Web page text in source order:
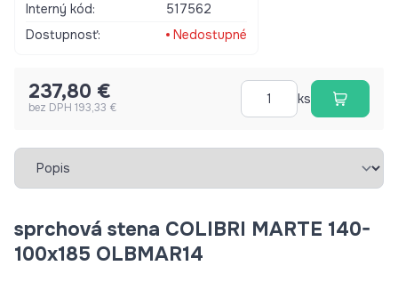
Interný kód:
517562
Dostupnosť:
Nedostupné
237,80 €
bez DPH 193,33 €
ks
Vybrať záložku
sprchová stena COLIBRI MARTE 140-
100x185 OLBMAR14